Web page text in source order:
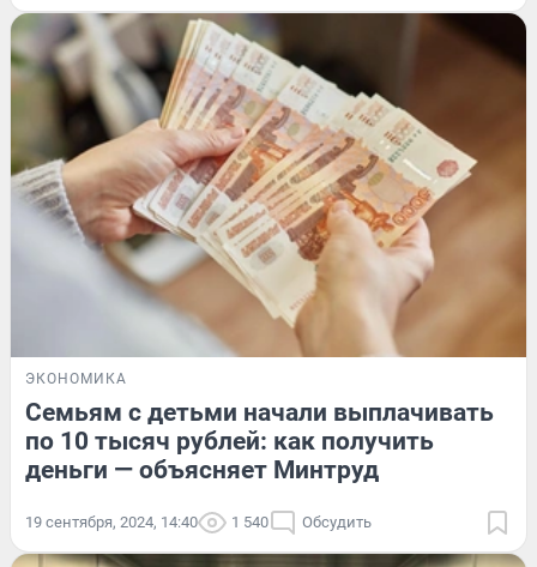
ЭКОНОМИКА
Семьям с детьми начали выплачивать
по 10 тысяч рублей: как получить
деньги — объясняет Минтруд
19 сентября, 2024, 14:40 1 540 Обсудить